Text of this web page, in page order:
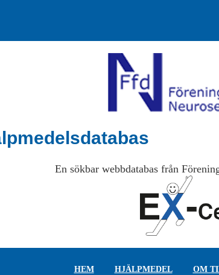
En sökbar webbdatabas från
HEM HJÄLPMEDEL OM